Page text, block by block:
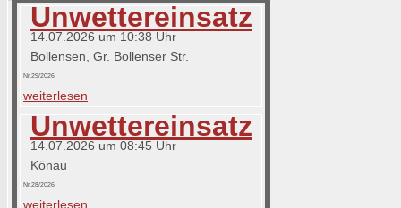
Unwettereinsatz
14.07.2026 um 10:38 Uhr
Bollensen, Gr. Bollenser Str.
Nr.29/2026
weiterlesen
Unwettereinsatz
14.07.2026 um 08:45 Uhr
Könau
Nr.28/2026
weiterlesen